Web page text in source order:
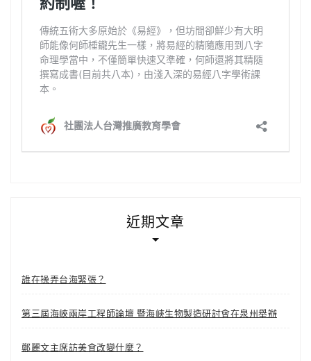
近期文章
誰在操弄台海緊張？
第三屆海峽兩岸工程師論壇 暨海峽生物製造研討會在泉州舉辦
鄭麗文主席訪美會改變什麼？